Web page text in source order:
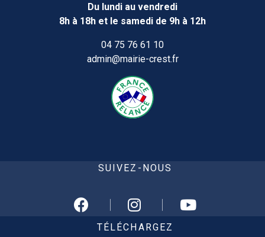
Du lundi au vendredi
8h à 18h et le samedi de 9h à 12h
04 75 76 61 10
admin@mairie-crest.fr
SUIVEZ-NOUS
TÉLÉCHARGEZ